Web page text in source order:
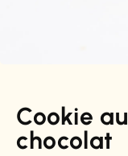
Cookie
chocolat